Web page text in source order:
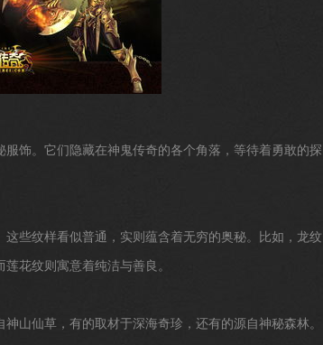
饰。它们隐藏在神鬼传奇的各个角落，等待着勇敢的探
些纹样看似普通，实则蕴含着无穷的奥秘。比如，龙纹
花纹则寓意着纯洁与善良。
山仙草，有的取材于深海奇珍，还有的源自神秘森林。